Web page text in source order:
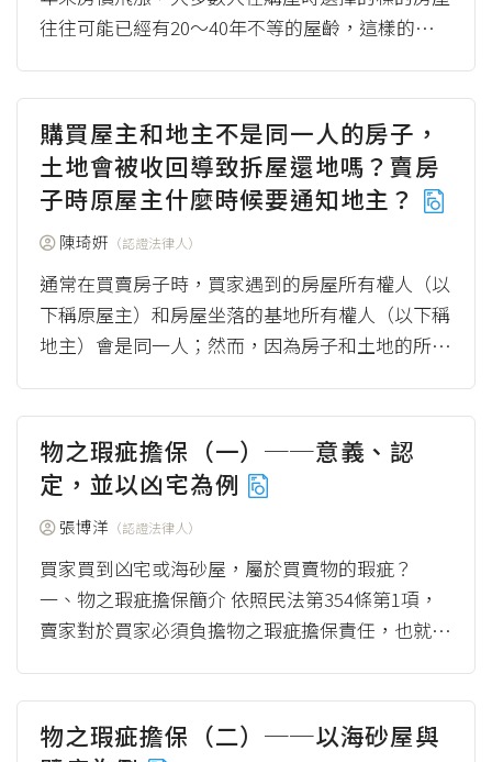
往往可能已經有20～40年不等的屋齡，這樣的屋子
購買屋主和地主不是同一人的房子，
土地會被收回導致拆屋還地嗎？賣房
子時原屋主什麼時候要通知地主？
陳琦姸 （認證法律人）
通常在買賣房子時，買家遇到的房屋所有權人（以
下稱原屋主）和房屋坐落的基地所有權人（以下稱
地主）會是同一人；然而，因為房子和土地的所有
物之瑕疵擔保（一）──意義、認
定，並以凶宅為例
張博洋 （認證法律人）
買家買到凶宅或海砂屋，屬於買賣物的瑕疵？
一、物之瑕疵擔保簡介 依照民法第354條第1項，
賣家對於買家必須負擔物之瑕疵擔保責任，也就是
物之瑕疵擔保（二）──以海砂屋與